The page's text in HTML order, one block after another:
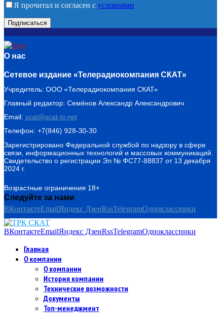
Я прочитал и согласен с условиями
О нас
Сетевое издание «Телерадиокомпания СКАТ»
Учредитель: ООО «Телерадиокомпания СКАТ»
Главный редактор: Семёнов Александр Александрович
Email: scat@scat-tv.net
Телефон: +7(846) 928-30-30
Зарегистрировано Федеральной службой по надзору в сфере
связи, информационных технологий и массовых коммуникаций.
Свидетельство о регистрации Эл № ФС77-88837 от 13 декабря
2024 г.
Возрастные ограничения 18+
Следуйте за нами
ВКонтактеEmailЯндекс ДзенRssTelegramОдноклассники
ВКонтактеEmailЯндекс ДзенRssTelegramОдноклассники
Главная
О компании
О компании
История компании
Технические возможности
Документы
Топ-менеджмент